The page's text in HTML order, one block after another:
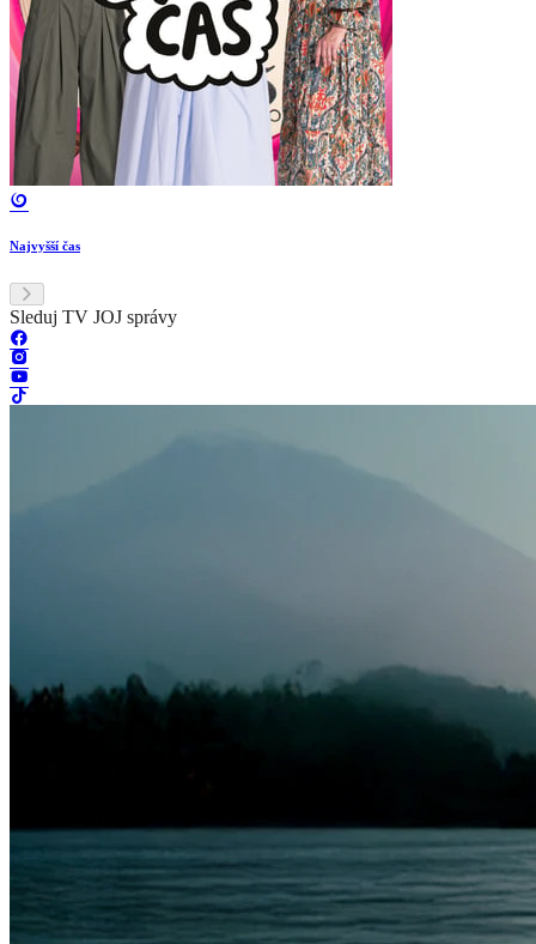
Najvyšší čas
Sleduj TV JOJ správy